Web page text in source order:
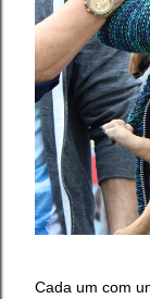
Cada um com